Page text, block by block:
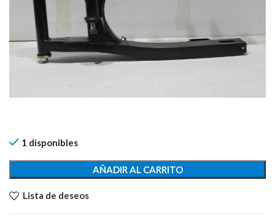
1 disponibles
AÑADIR AL CARRITO
Lista de deseos